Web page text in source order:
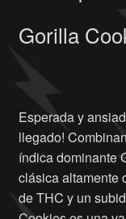
Gorilla
Esperada y
llegado!
índica dominante
clásica altamente
de THC y un